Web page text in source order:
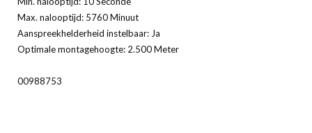
Max. nalooptijd: 5760 Minuut
Aanspreekhelderheid instelbaar: Ja
Optimale montagehoogte: 2.500 Meter
00988753